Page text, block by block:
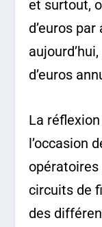
et surtout,
d’euros
d’euros
La
l’occasion
opératoires
circuits de
des